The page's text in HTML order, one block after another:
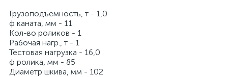
Грузоподъемность, т - 1,0
ф каната, мм - 11
Кол-во роликов - 1
Рабочая нагр., т - 1
Тестовая нагрузка - 16,0
ф ролика, мм - 85
Диаметр шкива, мм - 102